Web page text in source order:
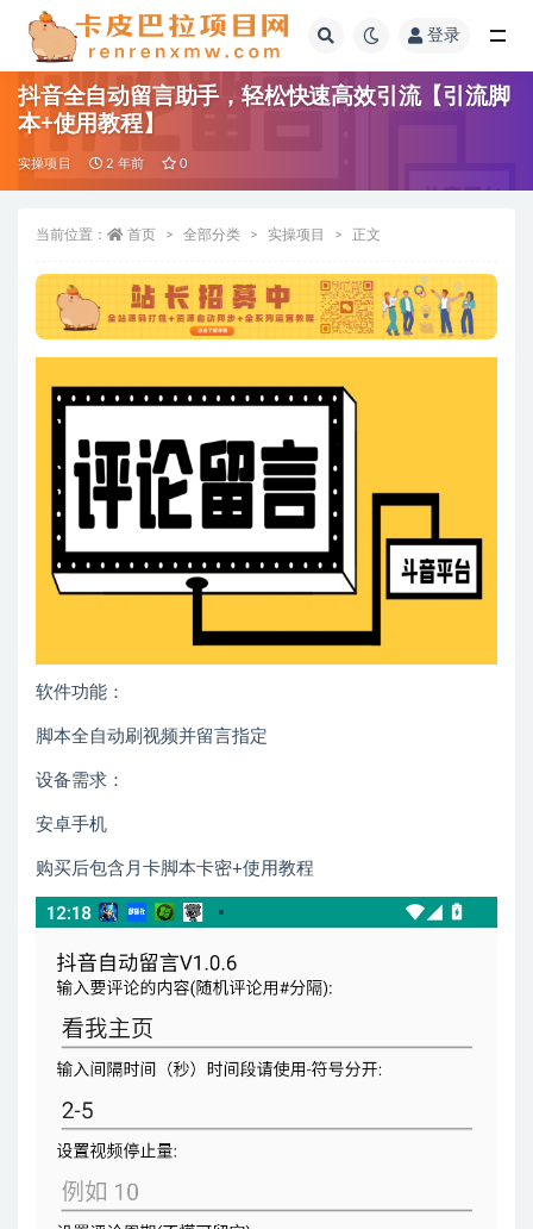
登录
抖音全自动留言助手，轻松快速高效引流【引流脚
本+使用教程】
实操项目 2 年前 0
当前位置： 首页 全部分类 实操项目 正文
软件功能：
脚本全自动刷视频并留言指定
设备需求：
安卓手机
购买后包含月卡脚本卡密+使用教程
全部